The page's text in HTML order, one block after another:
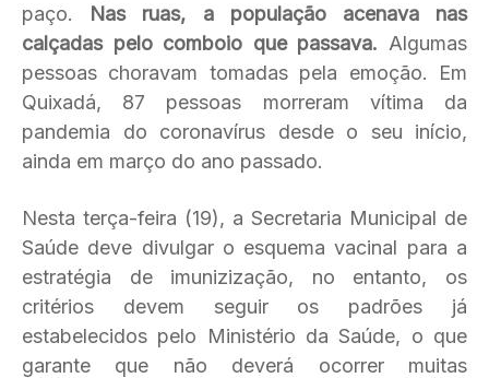
paço. Nas ruas, a população acenava nas
calçadas pelo comboio que passava. Algumas
pessoas choravam tomadas pela emoção. Em
Quixadá, 87 pessoas morreram vítima da
pandemia do coronavírus desde o seu início,
ainda em março do ano passado.
Nesta terça-feira (19), a Secretaria Municipal de
Saúde deve divulgar o esquema vacinal para a
estratégia de imunizização, no entanto, os
critérios devem seguir os padrões já
estabelecidos pelo Ministério da Saúde, o que
garante que não deverá ocorrer muitas